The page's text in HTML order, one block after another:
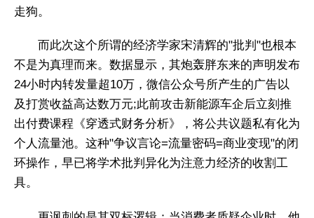
走狗。
而此次这个所谓的经济学家宋清辉的"批判"也根本
不是为真理而来。数据显示，其炮轰胖东来的声明发布
24小时内转发量超10万，微信公众号所产生的广告以
及打赏收益高达数万元;此前攻击新能源车企后立刻推
出付费课程《穿透式财务分析》，将公共议题私有化为
个人流量池。这种"争议言论=流量密码=商业变现"的闭
环操作，早已将学术批判异化为注意力经济的收割工
具。